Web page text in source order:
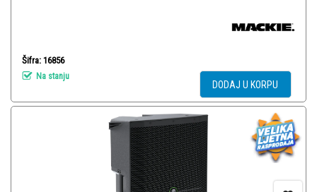
Šifra: 16856
Na stanju
DODAJ U KORPU